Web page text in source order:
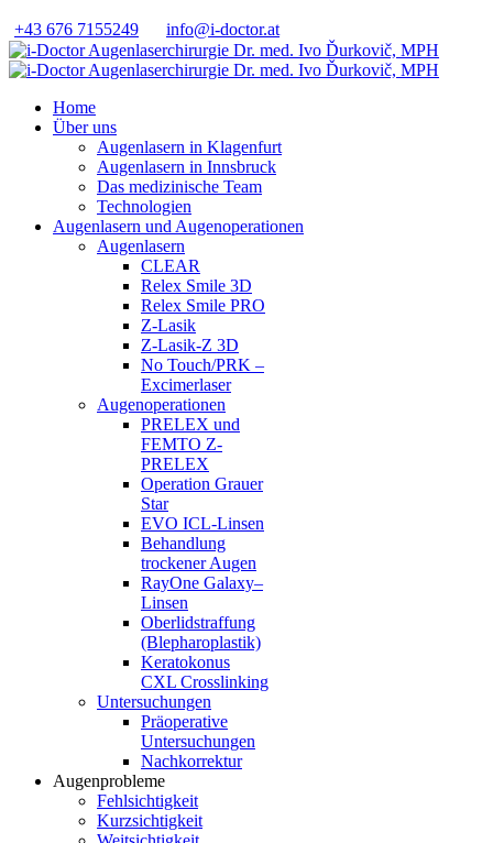
+43 676 7155249 info@i-doctor.at
Home
Über uns
Augenlasern in Klagenfurt
Augenlasern in Innsbruck
Das medizinische Team
Technologien
Augenlasern und Augenoperationen
Augenlasern
CLEAR
Relex Smile 3D
Relex Smile PRO
Z-Lasik
Z-Lasik-Z 3D
No Touch/PRK –
Excimerlaser
Augenoperationen
PRELEX und
FEMTO Z-
PRELEX
Operation Grauer
Star
EVO ICL-Linsen
Behandlung
trockener Augen
RayOne Galaxy–
Linsen
Oberlidstraffung
(Blepharoplastik)
Keratokonus
CXL Crosslinking
Untersuchungen
Präoperative
Untersuchungen
Nachkorrektur
Augenprobleme
Fehlsichtigkeit
Kurzsichtigkeit